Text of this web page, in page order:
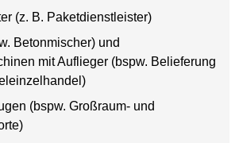
(z. B. Paketdienstleister)
Betonmischer) und
mit Auflieger (bspw. Belieferung
(bspw. Großraum- und